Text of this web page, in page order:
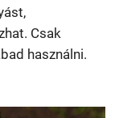
Csak
használni.